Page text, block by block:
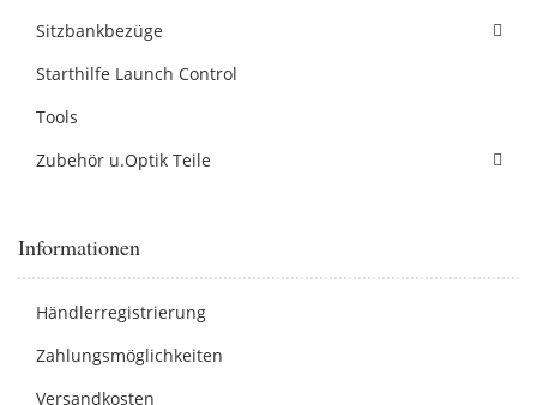
Sitzbankbezüge
Starthilfe Launch Control
Tools
Zubehör u.Optik Teile
Informationen
Händlerregistrierung
Zahlungsmöglichkeiten
Versandkosten